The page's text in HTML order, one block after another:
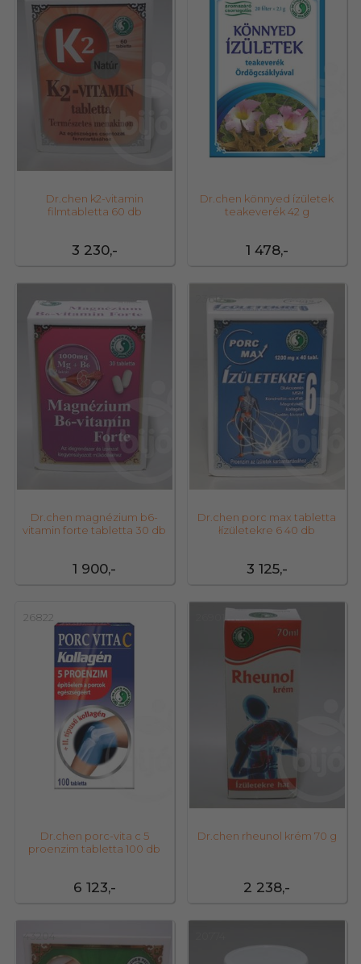
3 230,-
Dr.chen k2-vitamin
filmtabletta 60 db
1 478,-
Dr.chen könnyed ízületek
teakeverék 42 g
20732
1 900,-
Dr.chen magnézium b6-
vitamin forte tabletta 30 db
23617
3 125,-
Dr.chen porc max tabletta
łízületekre 6 40 db
26822
6 123,-
Dr.chen porc-vita c 5
proenzim tabletta 100 db
2 238,-
Dr.chen rheunol krém 70 g